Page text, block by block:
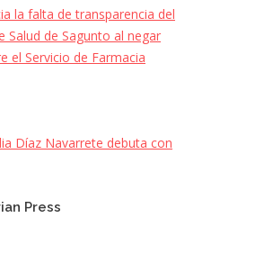
la falta de transparencia del
Salud de Sagunto al negar
el Servicio de Farmacia
Díaz Navarrete debuta con
Press